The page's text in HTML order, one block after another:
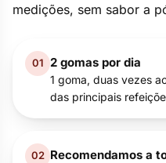
medições, sem sabor a
01 2 gomas por dia
1 goma, duas vezes
das principais
02 Recomendamos a